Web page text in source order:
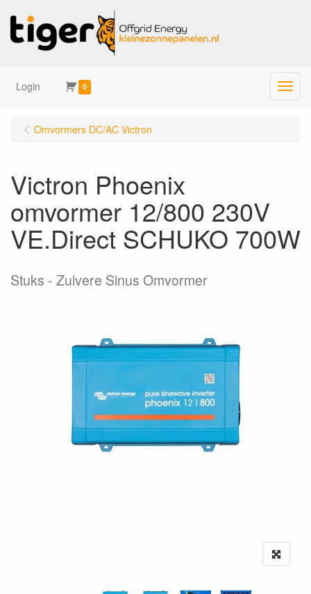
Login 0 Menu
Omvormers DC/AC Victron
Victron Phoenix
omvormer 12/800 230V
VE.Direct SCHUKO 700W
Stuks Zuivere Sinus Omvormer